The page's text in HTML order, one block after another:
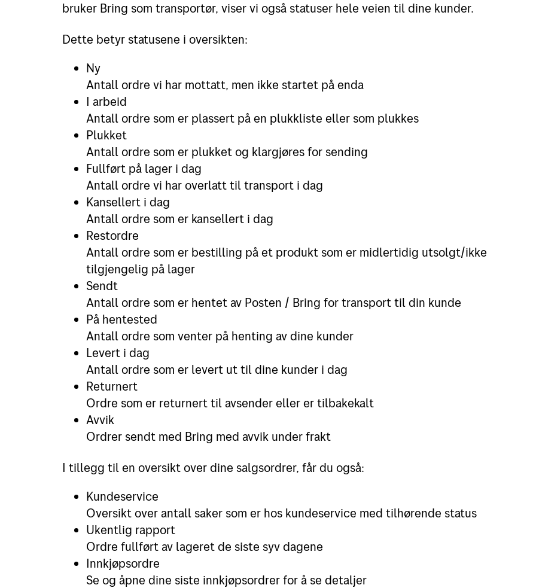
bruker Bring som transportør, viser vi også statuser hele veien til dine kunder.
Dette betyr statusene i oversikten:
Ny
Antall ordre vi har mottatt, men ikke startet på enda
I arbeid
Antall ordre som er plassert på en plukkliste eller som plukkes
Plukket
Antall ordre som er plukket og klargjøres for sending
Fullført på lager i dag
Antall ordre vi har overlatt til transport i dag
Kansellert i dag
Antall ordre som er kansellert i dag
Restordre
Antall ordre som er bestilling på et produkt som er midlertidig utsolgt/ikke
tilgjengelig på lager
Sendt
Antall ordre som er hentet av Posten / Bring for transport til din kunde
På hentested
Antall ordre som venter på henting av dine kunder
Levert i dag
Antall ordre som er levert ut til dine kunder i dag
Returnert
Ordre som er returnert til avsender eller er tilbakekalt
Avvik
Ordrer sendt med Bring med avvik under frakt
I tillegg til en oversikt over dine salgsordrer, får du også:
Kundeservice
Oversikt over antall saker som er hos kundeservice med tilhørende status
Ukentlig rapport
Ordre fullført av lageret de siste syv dagene
Innkjøpsordre
Se og åpne dine siste innkjøpsordrer for å se detaljer